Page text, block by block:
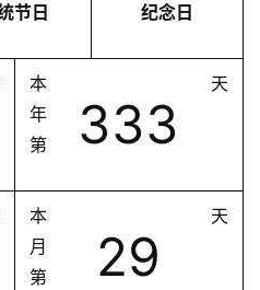
节日 纪念日
本
年
第
333
天
本
月
第
29
天